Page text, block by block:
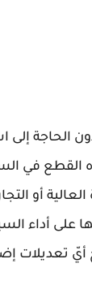
الحاجة
القطع في
أو
على أداء
أيّ تعديلات